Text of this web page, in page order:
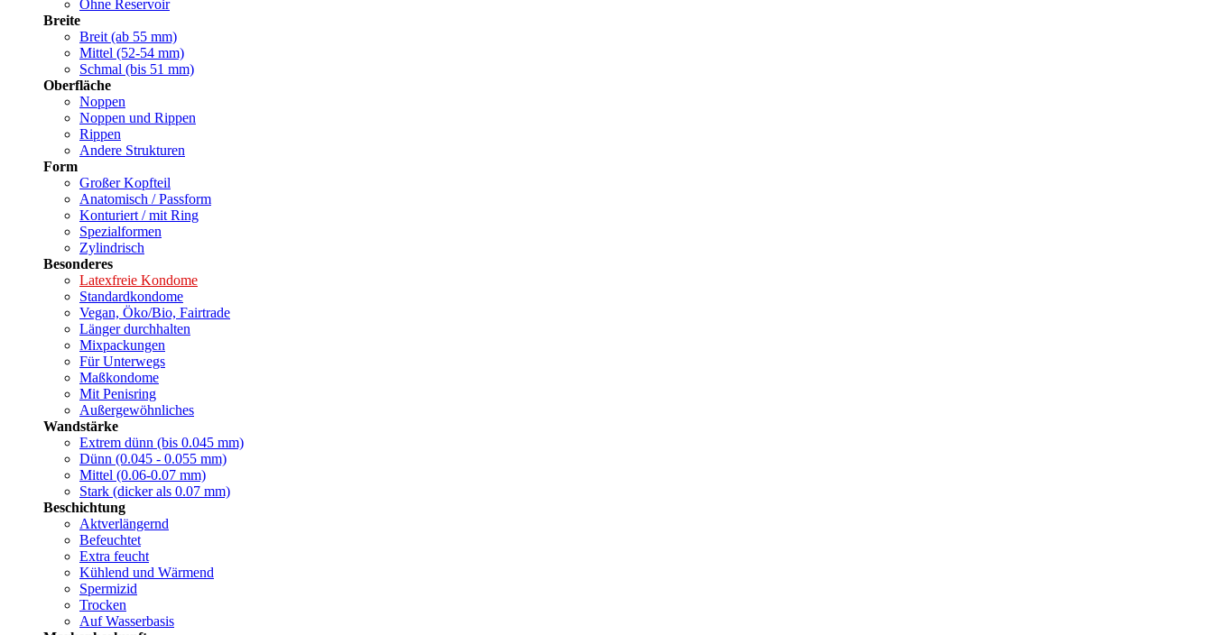
Ohne Reservoir
Breite
Breit (ab 55 mm)
Mittel (52-54 mm)
Schmal (bis 51 mm)
Oberfläche
Noppen
Noppen und Rippen
Rippen
Andere Strukturen
Form
Großer Kopfteil
Anatomisch / Passform
Konturiert / mit Ring
Spezialformen
Zylindrisch
Besonderes
Latexfreie Kondome
Standardkondome
Vegan, Öko/Bio, Fairtrade
Länger durchhalten
Mixpackungen
Für Unterwegs
Maßkondome
Mit Penisring
Außergewöhnliches
Wandstärke
Extrem dünn (bis 0.045 mm)
Dünn (0.045 - 0.055 mm)
Mittel (0.06-0.07 mm)
Stark (dicker als 0.07 mm)
Beschichtung
Aktverlängernd
Befeuchtet
Extra feucht
Kühlend und Wärmend
Spermizid
Trocken
Auf Wasserbasis